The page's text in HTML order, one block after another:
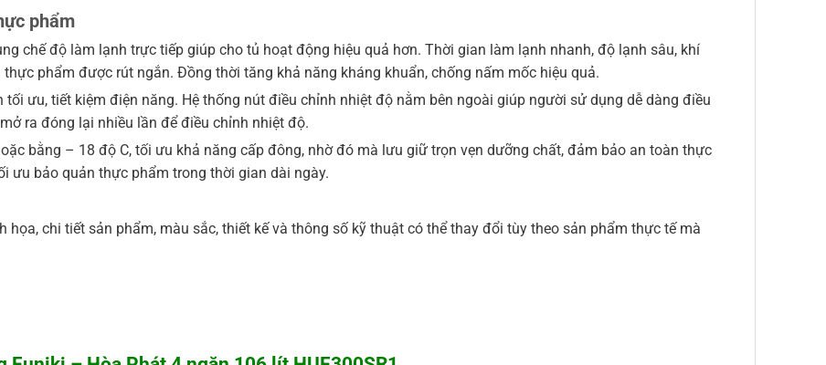
phẩm
chế độ làm lạnh trực tiếp giúp cho tủ hoạt động hiệu quả hơn. Thời gian làm lạnh nhanh, độ lạnh sâu, khí
phẩm được rút ngắn. Đồng thời tăng khả năng kháng khuẩn, chống nấm mốc hiệu quả.
ưu, tiết kiệm điện năng. Hệ thống nút điều chỉnh nhiệt độ nằm bên ngoài giúp người sử dụng dễ dàng điều
ra đóng lại nhiều lần để điều chỉnh nhiệt độ.
bằng – 18 độ C, tối ưu khả năng cấp đông, nhờ đó mà lưu giữ trọn vẹn dưỡng chất, đảm bảo an toàn thực
ưu bảo quản thực phẩm trong thời gian dài ngày.
họa, chi tiết sản phẩm, màu sắc, thiết kế và thông số kỹ thuật có thể thay đổi tùy theo sản phẩm thực tế mà